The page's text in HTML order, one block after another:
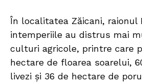
În localitatea Zăicani, raionul
intemperiile au distrus mai
culturi agricole, printre care
hectare de floarea soarelui,
livezi și 36 de hectare de